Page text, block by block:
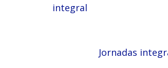
integral
Jornadas